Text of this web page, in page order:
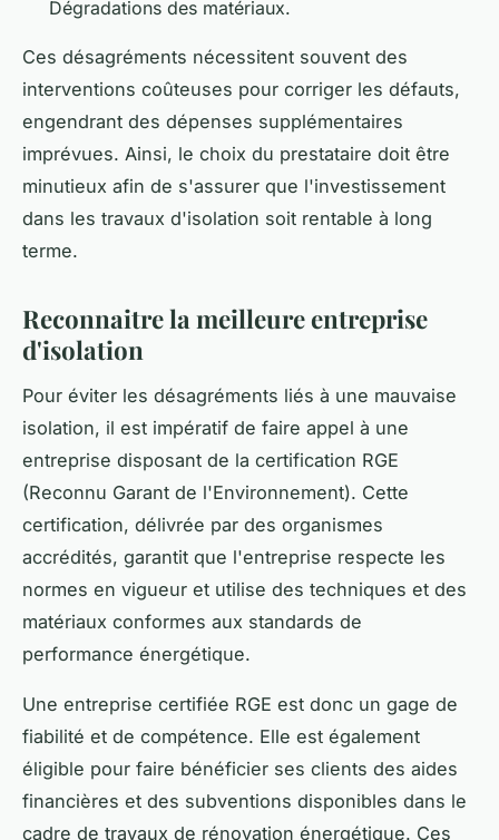
Dégradations des matériaux.
Ces désagréments nécessitent souvent des
interventions coûteuses pour corriger les défauts,
engendrant des dépenses supplémentaires
imprévues. Ainsi, le choix du prestataire doit être
minutieux afin de s'assurer que l'investissement
dans les travaux d'isolation soit rentable à long
terme.
Reconnaitre la meilleure entreprise
d'isolation
Pour éviter les désagréments liés à une mauvaise
isolation, il est impératif de faire appel à une
entreprise disposant de la certification RGE
(Reconnu Garant de l'Environnement). Cette
certification, délivrée par des organismes
accrédités, garantit que l'entreprise respecte les
normes en vigueur et utilise des techniques et des
matériaux conformes aux standards de
performance énergétique.
Une entreprise certifiée RGE est donc un gage de
fiabilité et de compétence. Elle est également
éligible pour faire bénéficier ses clients des aides
financières et des subventions disponibles dans le
cadre de travaux de rénovation énergétique. Ces